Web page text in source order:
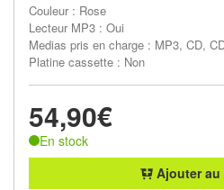
Couleur : Rose
Lecteur MP3 : Oui
Medias pris en charge : MP3, CD,
Platine cassette : Non
54,90€
En stock
Ajouter au